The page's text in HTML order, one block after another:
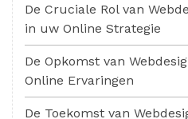
De Cruciale Rol van
in uw Online Strategie
De Opkomst van
Online Ervaringen
De Toekomst van